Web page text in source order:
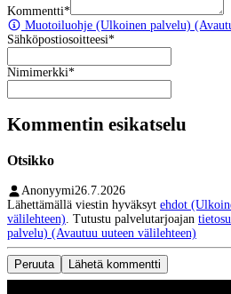
Kommentti*
Muotoiluohje (Ulkoinen palvelu)
Sähköpostiosoitteesi*
Nimimerkki*
Kommentin esikatselu
Otsikko
Anonyymi26.7.2026
Lähettämällä viestin hyväksyt ehdot
välilehteen). Tutustu palvelutarjoajan
palvelu) (Avautuu uuteen välilehteen)
Peruuta Lähetä kommentti